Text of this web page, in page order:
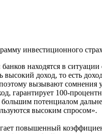
инвестиционного
находятся в
доход, то есть
вызывают сомнения
гарантирует 100-
большим потенциалом
высоким спросом».
повышенный